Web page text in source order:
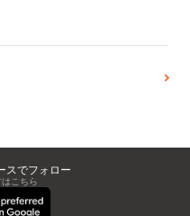
スでフォロー
こちら